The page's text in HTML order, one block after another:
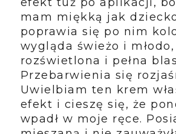
mam miękką jak
poprawia się po nim
wygląda świeżo i
rozświetlona i pełna
Przebarwienia się
Uwielbiam ten krem
efekt i cieszę się, że
wpadł w moje ręce.